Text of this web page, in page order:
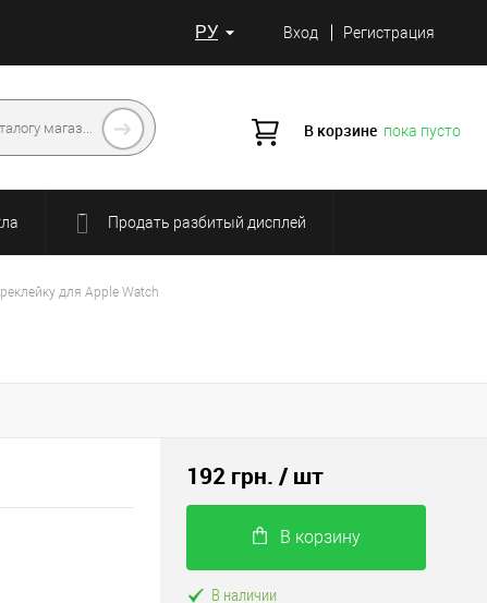
РУ Вход Регистрация
В корзине пока пусто
Продать разбитый дисплей
для Apple Watch
192 грн. / шт
В корзину
В наличии